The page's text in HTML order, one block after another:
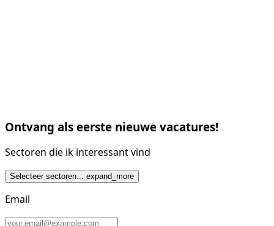
Ontvang als eerste nieuwe vacatures!
Sectoren die ik interessant vind
Selecteer sectoren... expand_more
Email